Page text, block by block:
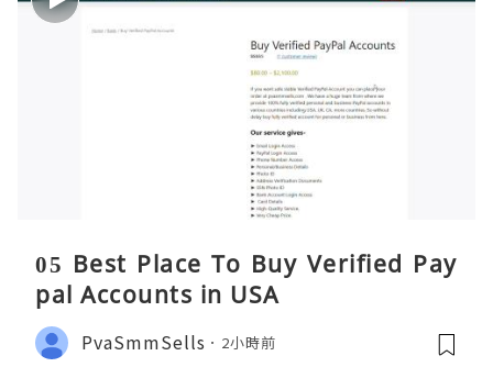
05 Best Place To Buy Verified Pay
pal Accounts in USA
PvaSmmSells 2小時前